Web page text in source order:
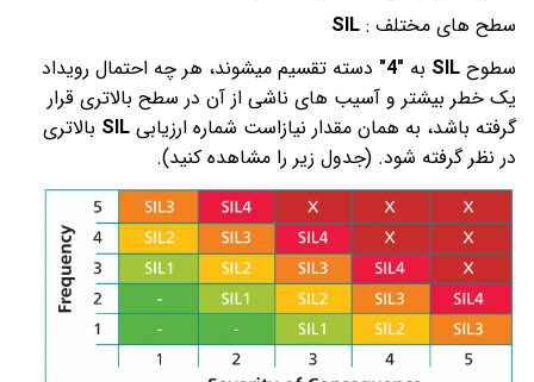
سطح های مختلف :
SIL
سطوح SIL به "4" دسته تقسیم میشوند، هر چه احتمال رویداد
یک خطر بیشتر و آسیب های ناشی از آن در سطح بالاتری قرار
گرفته باشد، به همان مقدار نیازاست شماره ارزیابی SIL بالاتری
در نظر گرفته شود. (جدول زیر را مشاهده کنید).